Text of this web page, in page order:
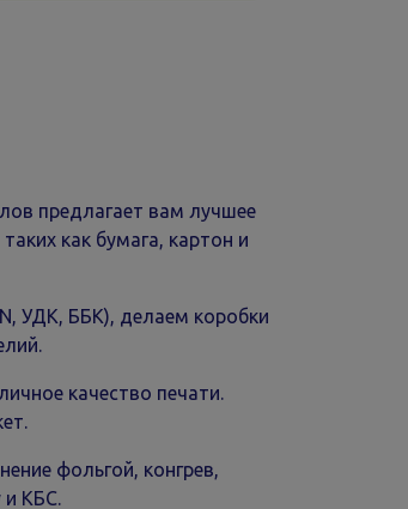
предлагает вам лучшее
как бумага, картон и
УДК, ББК), делаем коробки
качество печати.
фольгой, конгрев,
и КБС.